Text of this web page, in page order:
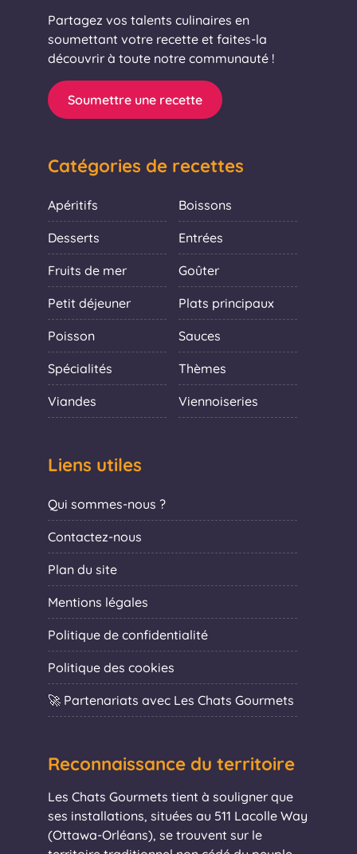
Partagez vos talents culinaires en
soumettant votre recette et faites-la
découvrir à toute notre communauté !
Soumettre une recette
Catégories de recettes
Apéritifs Boissons
Desserts Entrées
Fruits de mer Goûter
Petit déjeuner Plats principaux
Poisson Sauces
Spécialités Thèmes
Viandes Viennoiseries
Liens utiles
Qui sommes-nous ?
Contactez-nous
Plan du site
Mentions légales
Politique de confidentialité
Politique des cookies
🚀 Partenariats avec Les Chats Gourmets
Reconnaissance du territoire
Les Chats Gourmets tient à souligner que
ses installations, situées au 511 Lacolle Way
(Ottawa-Orléans), se trouvent sur le